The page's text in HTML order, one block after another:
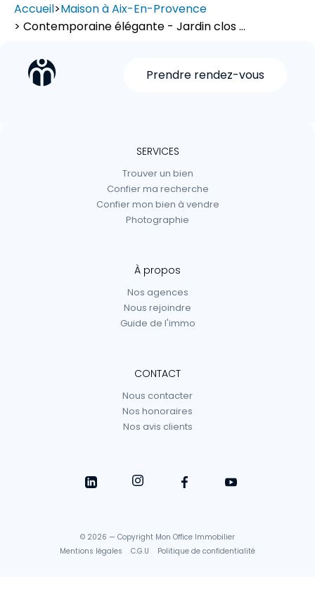
Accueil>Maison à Aix-En-Provence
> Contemporaine élégante - Jardin clos ...
Prendre rendez-vous
SERVICES
Trouver un bien
Confier ma recherche
Confier mon bien à vendre
Photographie
À propos
Nos agences
Nous rejoindre
Guide de l'immo
CONTACT
Nous contacter
Nos honoraires
Nos avis clients
© 2026 — Copyright Mon Office Immobilier
Mentions légales
C.G.U Politique de confidentialité